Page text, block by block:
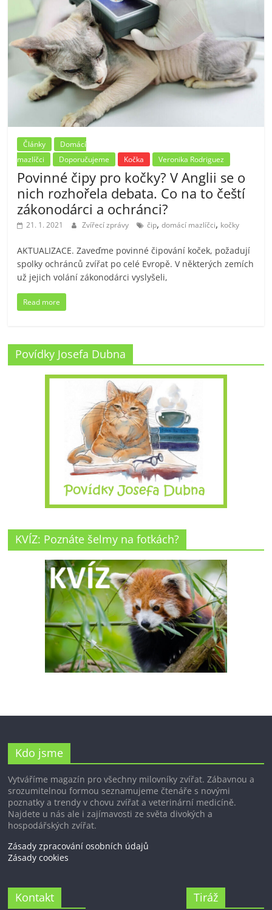
Články
Domácí
mazlíčci
Doporučujeme Kočka Veronika Rodriguez
Povinné čipy pro kočky? V Anglii se o
nich rozhořela debata. Co na to čeští
zákonodárci a ochránci?
21. 1. 2021 Zvířecí zprávy čip,domácí mazlíčci, kočky
AKTUALIZACE. Zaveďme povinné čipování koček, požadují
spolky ochránců zvířat po celé Evropě. V některých zemích
už jejich volání zákonodárci vyslyšeli,
Read more
Povídky Josefa Dubna
KVÍZ: Poznáte šelmy na fotkách?
Kdo jsme
Vytváříme magazín pro všechny milovníky zvířat. Zábavnou a
srozumitelnou formou seznamujeme čtenáře s novými
poznatky a trendy v chovu zvířat a veterinární medicíně.
Najdete u nás ale i zajímavosti ze světa divokých a
hospodářských zvířat.
Zásady zpracování osobních údajů
Zásady cookies
Kontakt Tiráž